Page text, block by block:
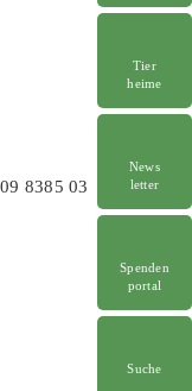
Tier
heime
News
letter
Spenden
portal
Suche
8385 03